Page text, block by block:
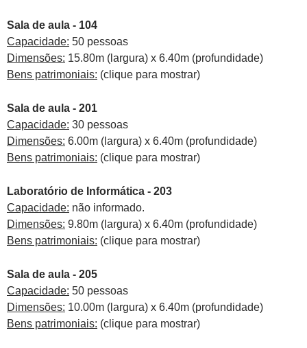
Sala de aula - 104
Capacidade: 50 pessoas
Dimensões: 15.80m (largura) x 6.40m (profundidade)
Bens patrimoniais: (clique para mostrar)
Sala de aula - 201
Capacidade: 30 pessoas
Dimensões: 6.00m (largura) x 6.40m (profundidade)
Bens patrimoniais: (clique para mostrar)
Laboratório de Informática - 203
Capacidade: não informado.
Dimensões: 9.80m (largura) x 6.40m (profundidade)
Bens patrimoniais: (clique para mostrar)
Sala de aula - 205
Capacidade: 50 pessoas
Dimensões: 10.00m (largura) x 6.40m (profundidade)
Bens patrimoniais: (clique para mostrar)